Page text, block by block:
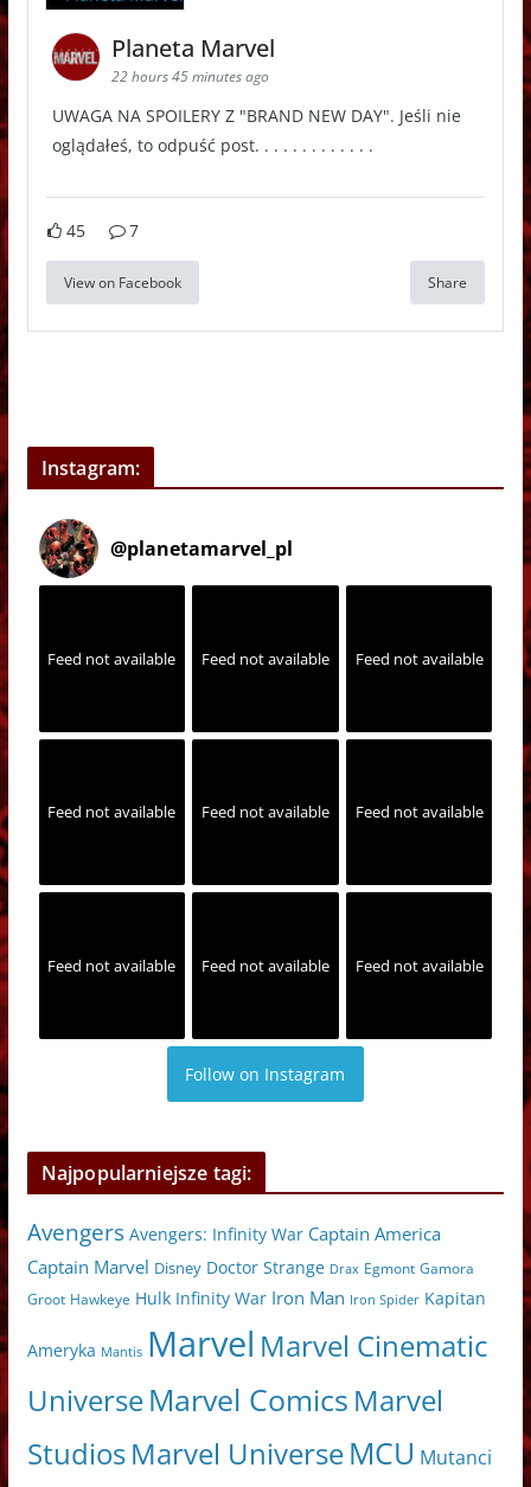
Planeta Marvel
22 hours 45 minutes ago
UWAGA NA SPOILERY Z "BRAND NEW DAY". Jeśli nie
oglądałeś, to odpuść post. . . . . . . . . . . . .
45 7
View on Facebook Share
Instagram:
@planetamarvel_pl
Feed not available Feed not available Feed not available
Feed not available Feed not available Feed not available
Feed not available Feed not available Feed not available
Follow on Instagram
Najpopularniejsze tagi:
Avengers Avengers: Infinity War Captain America
Captain Marvel Disney Doctor Strange Drax Egmont Gamora
Groot Hawkeye Hulk Infinity War Iron Man Iron Spider Kapitan
Ameryka Mantis Marvel Marvel Cinematic
UniverseMarvel Comics Marvel
StudiosMarvel UniverseMCU Mutanci